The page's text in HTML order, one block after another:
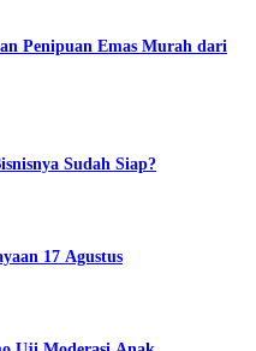
Penipuan Emas Murah dari
Sudah Siap?
17 Agustus